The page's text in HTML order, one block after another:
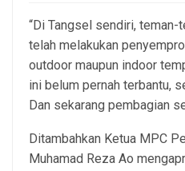
“Di Tangsel sendiri,
telah melakukan
outdoor maupun indoor
ini belum pernah terbantu,
Dan sekarang pembagian
Ditambahkan Ketua MPC
Muhamad Reza Ao